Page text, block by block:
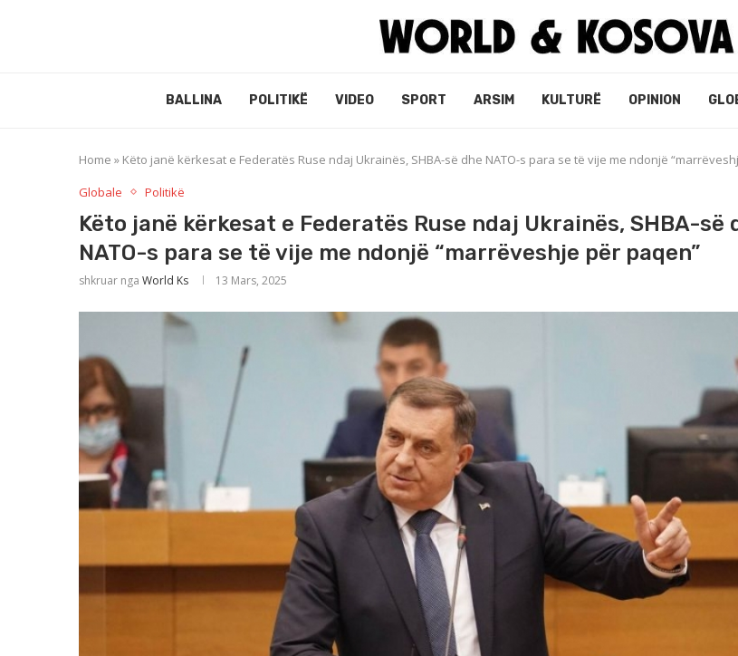
BALLINA POLITIKË VIDEO SPORT ARSIM KULTURË OPINION
Home » Këto janë kërkesat e Federatës Ruse ndaj Ukrainës, SHBA-së dhe NATO-s para se të vije me ndonjë
Globale
Politikë
Këto janë kërkesat e Federatës Ruse ndaj Ukrainës, SHBA-së
NATO-s para se të vije me ndonjë “marrëveshje për paqen”
shkruar nga World Ks 13 Mars, 2025